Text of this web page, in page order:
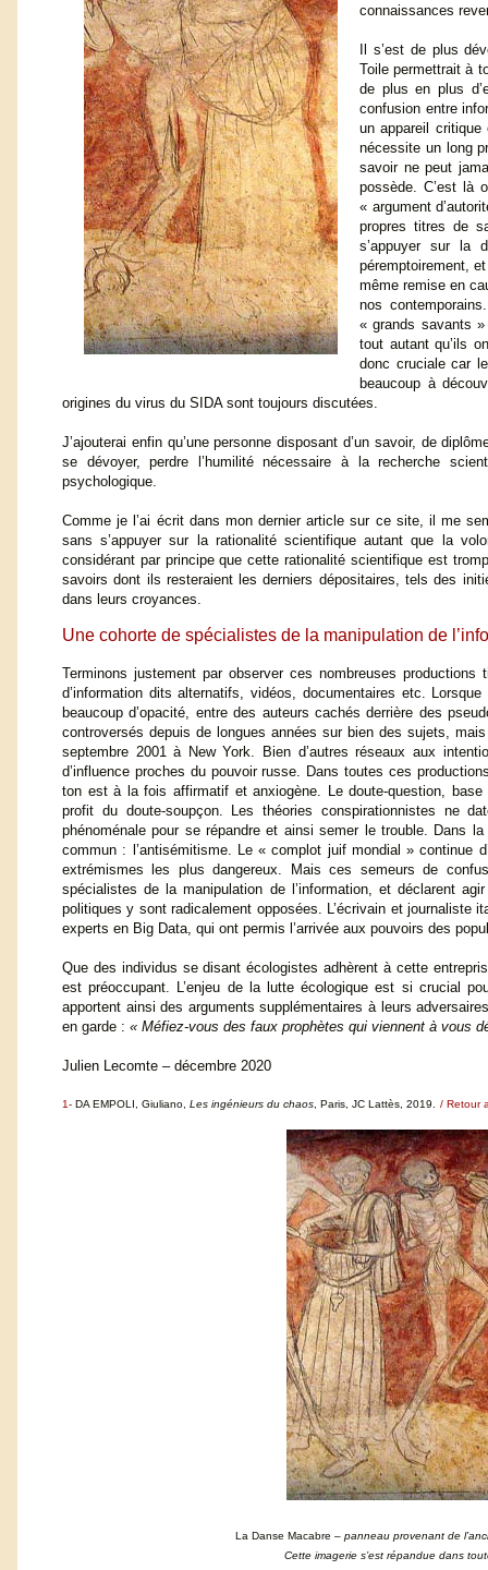
connaissances
Il s’est de plus
Toile permettrait à
de plus en plus
confusion entre
un appareil
nécessite un long
savoir ne peut
possède. C’est là
« argument
propres titres de
s’appuyer sur la
péremptoirement,
même remise en
nos
« grands savants
tout autant qu’ils
donc cruciale car
beaucoup à
origines du virus du SIDA sont toujours discutées.
J’ajouterai enfin qu’une personne disposant d’un savoir, de
se dévoyer, perdre l’humilité nécessaire à la recherche
psychologique.
Comme je l’ai écrit dans mon dernier article sur ce site, il me
sans s’appuyer sur la rationalité scientifique autant que la
considérant par principe que cette rationalité scientifique est
savoirs dont ils resteraient les derniers dépositaires, tels des
dans leurs croyances.
Une cohorte de spécialistes de la manipulation de
Terminons justement par observer ces nombreuses
d’information dits alternatifs, vidéos, documentaires etc.
beaucoup d’opacité, entre des auteurs cachés derrière des
controversés depuis de longues années sur bien des sujets,
septembre 2001 à New York. Bien d’autres réseaux aux
d’influence proches du pouvoir russe. Dans toutes ces
ton est à la fois affirmatif et anxiogène. Le doute-question,
profit du doute-soupçon. Les théories conspirationnistes ne
phénoménale pour se répandre et ainsi semer le trouble. Dans
commun : l’antisémitisme. Le « complot juif mondial » continue
extrémismes les plus dangereux. Mais ces semeurs de
spécialistes de la manipulation de l’information, et déclarent
politiques y sont radicalement opposées. L’écrivain et journaliste
experts en Big Data, qui ont permis l’arrivée aux pouvoirs des
Que des individus se disant écologistes adhèrent à cette
est préoccupant. L’enjeu de la lutte écologique est si crucial
apportent ainsi des arguments supplémentaires à leurs
en garde : « Méfiez-vous des faux prophètes qui viennent à vous
Julien Lecomte – décembre 2020
1- DA EMPOLI, Giuliano, Les ingénieurs du chaos , Paris, JC Lattès, 2019. / Retour
La Danse Macabre – panneau provenant de
Cette imagerie s’est répandue dans